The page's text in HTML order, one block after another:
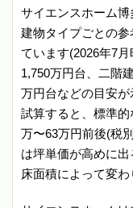
サイエンスホーム博
建物タイプごとの
ています(2026年7
1,750万円台、二階
万円台などの目安
試算すると、標準
万〜63万円前後(税
は坪単価が高めに
床面積によって変わ